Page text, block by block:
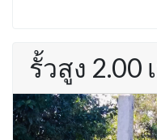
รั้วสูง 2.00